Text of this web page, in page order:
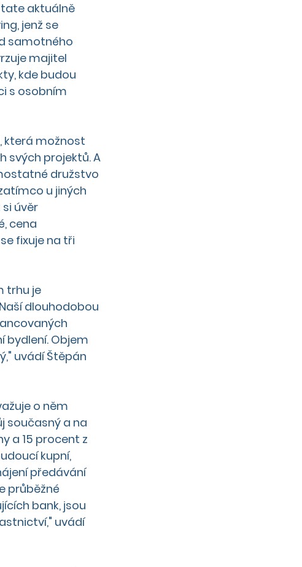
aktuálně
jenž se
samotného
majitel
kde budou
s osobním
která možnost
svých projektů. A
družstvo
u jiných
úvěr
cena
fixuje na tři
trhu je
dlouhodobou
bydlení. Objem
uvádí Štěpán
o něm
současný a na
a 15 procent z
kupní,
předávání
průběžné
bank, jsou
uvádí